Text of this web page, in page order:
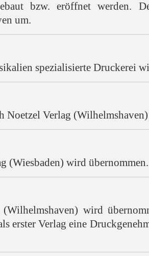
bzw. eröffnet werden.
um.
spezialisierte Druckerei
Noetzel Verlag
(Wiesbaden) wird übernommen.
wird
erster Verlag eine